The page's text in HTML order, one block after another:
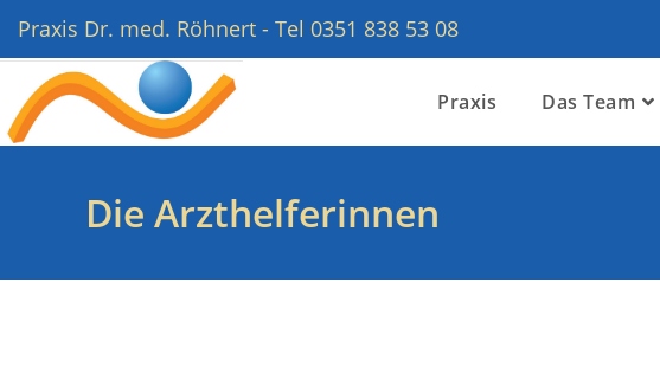
Praxis Dr. med. Röhnert - Tel 0351 838 53 08
Praxis Das Team
Die Arzthelferinnen